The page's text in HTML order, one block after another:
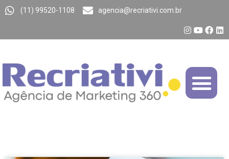
(11) 99520-1108 agencia@recriativi.com.br